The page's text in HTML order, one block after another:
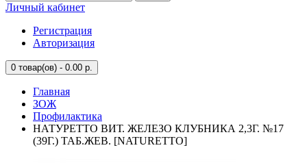
Личный кабинет
Регистрация
Авторизация
0 товар(ов) - 0.00 р.
Главная
ЗОЖ
Профилактика
НАТУРЕТТО ВИТ. ЖЕЛЕЗО КЛУБНИКА 2,3Г. №17
(39Г.) ТАБ.ЖЕВ. [NATURETTO]